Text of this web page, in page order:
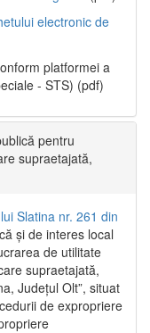
electronic de
platformei a
- STS) (pdf)
pentru
supraetajată,
Slatina nr. 261 din
și de interes local
de utilitate
supraetajată,
Județul Olt”, situat
de expropriere